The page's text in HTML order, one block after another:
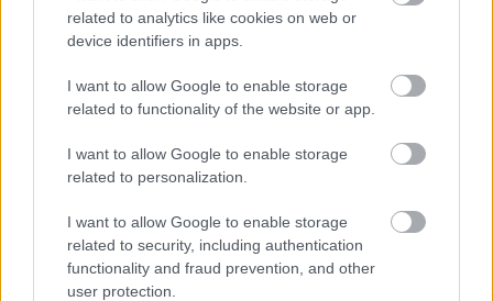
related to analytics like cookies on web or
device identifiers in apps.
I want to allow Google to enable storage
related to functionality of the website or app.
I want to allow Google to enable storage
related to personalization.
I want to allow Google to enable storage
related to security, including authentication
functionality and fraud prevention, and other
user protection.
Πονάνε τα αυτιά σας στο αεροπλάνο;
προστατεύσετε